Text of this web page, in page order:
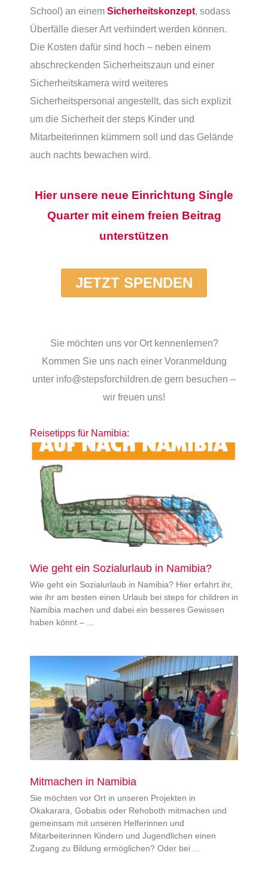
School) an einem Sicherheitskonzept, sodass
Überfälle dieser Art verhindert werden können.
Die Kosten dafür sind hoch – neben einem
abschreckenden Sicherheitszaun und einer
Sicherheitskamera wird weiteres
Sicherheitspersonal angestellt, das sich explizit
um die Sicherheit der steps Kinder und
Mitarbeiterinnen kümmern soll und das Gelände
auch nachts bewachen wird.
Hier unsere neue Einrichtung Single
Quarter mit einem freien Beitrag
unterstützen
JETZT SPENDEN
Sie möchten uns vor Ort kennenlernen?
Kommen Sie uns nach einer Voranmeldung
unter info@stepsforchildren.de gern besuchen –
wir freuen uns!
Reisetipps für Namibia:
Wie geht ein Sozialurlaub in Namibia?
Wie geht ein Sozialurlaub in Namibia? Hier erfahrt ihr,
wie ihr am besten einen Urlaub bei steps for children in
Namibia machen und dabei ein besseres Gewissen
haben könnt –
Mitmachen in Namibia
Sie möchten vor Ort in unseren Projekten in
Okakarara, Gobabis oder Rehoboth mitmachen und
gemeinsam mit unseren Helferinnen und
Mitarbeiterinnen Kindern und Jugendlichen einen
Zugang zu Bildung ermöglichen? Oder bei